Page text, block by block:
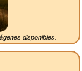
disponibles.